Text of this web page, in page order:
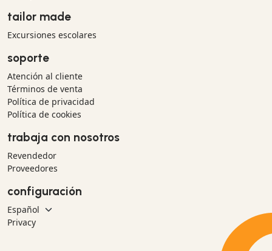
tailor made
Excursiones escolares
soporte
Atención al cliente
Términos de venta
Política de privacidad
Política de cookies
trabaja con nosotros
Revendedor
Proveedores
configuración
Privacy